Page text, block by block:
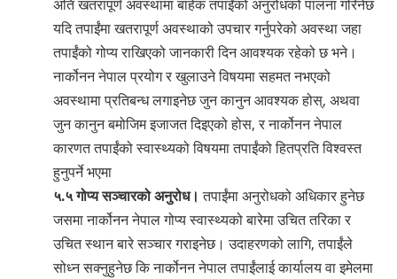
अति खतरापूर्ण अवस्थामा बाहेक तपाईंको अनुरोधको पालना गरिनेछ
यदि तपाईंमा खतरापूर्ण अवस्थाको उपचार गर्नुपरेको अवस्था जहा
तपाईंको गोप्य राखिएको जानकारी दिन आवश्यक रहेको छ भने।
नार्कोनन नेपाल प्रयोग र खुलाउने विषयमा सहमत नभएको
अवस्थामा प्रतिबन्ध लगाइनेछ जुन कानुन आवश्यक होस्, अथवा
जुन कानुन बमोजिम इजाजत दिइएको होस, र नार्कोनन नेपाल
कारणत तपाईंको स्वास्थ्यको विषयमा तपाईंको हितप्रति विश्वस्त
हुनुपर्ने भएमा
५.५ गोप्य सञ्चारको अनुरोध। तपाईंमा अनुरोधको अधिकार हुनेछ
जसमा नार्कोनन नेपाल गोप्य स्वास्थ्यको बारेमा उचित तरिका र
उचित स्थान बारे सञ्चार गराइनेछ। उदाहरणको लागि, तपाईंले
सोध्न सक्नुहुनेछ कि नार्कोनन नेपाल तपाईंलाई कार्यालय वा इमेलमा